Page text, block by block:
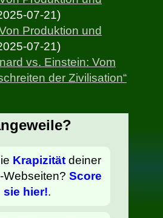
07-21)
Produktion und
07-21)
vs. Einstein: Vom
der Zivilisation“
Krapizität deiner
Webseiten? Score
sie hier!.